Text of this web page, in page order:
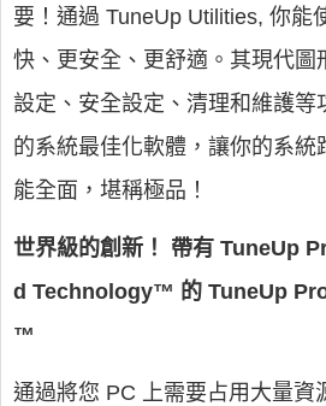
要！通過 TuneUp Utilities, 你能
快、更安全、更舒適。其現代圖
設定、安全設定、清理和維護等
的系統最佳化軟體，讓你的系統
能全面，堪稱極品！
世界級的創新！ 帶有 TuneUp
d Technology™ 的 TuneUp
™
通過將您 PC 上需要占用大量資